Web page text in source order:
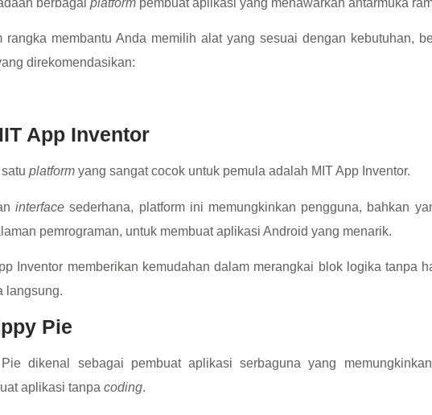
berbagai platformpembuat aplikasi yang menawarkan antarmuka
rangka membantu Anda memilih alat yang sesuai dengan kebutuhan,
direkomendasikan:
App Inventor
platformyang sangat cocok untuk pemula adalah MIT App Inventor.
interface sederhana, platform ini memungkinkan pengguna, bahkan
pemrograman, untuk membuat aplikasi Android yang menarik.
Inventor memberikan kemudahan dalam merangkai blok logika tanpa
langsung.
Pie
dikenal sebagai pembuat aplikasi serbaguna yang
aplikasi tanpa coding.